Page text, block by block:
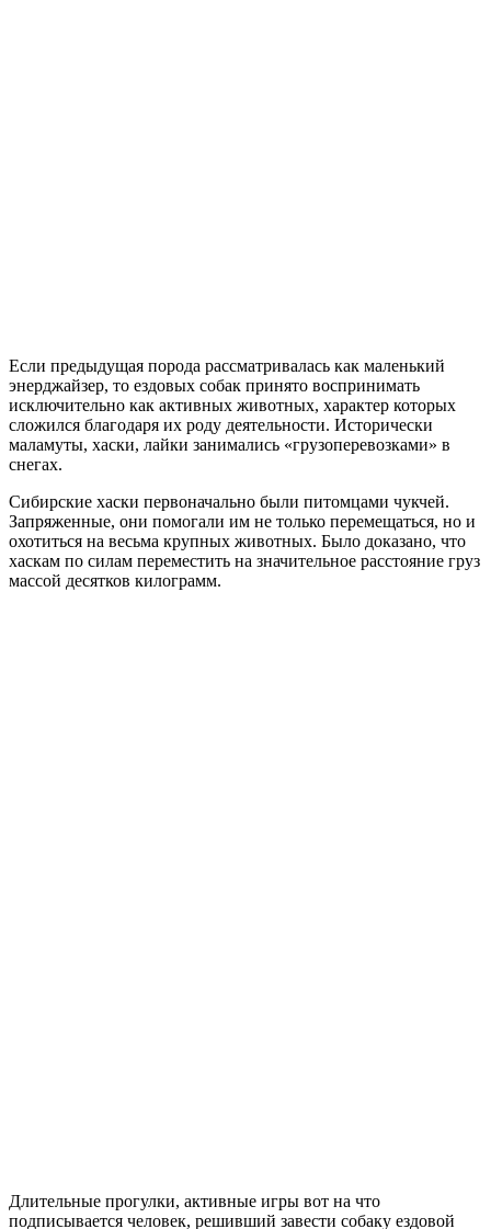
Если предыдущая порода рассматривалась как маленький
энерджайзер, то ездовых собак принято воспринимать
исключительно как активных животных, характер которых
сложился благодаря их роду деятельности. Исторически
маламуты, хаски, лайки занимались «грузоперевозками» в
снегах.
Сибирские хаски первоначально были питомцами чукчей.
Запряженные, они помогали им не только перемещаться, но и
охотиться на весьма крупных животных. Было доказано, что
хаскам по силам переместить на значительное расстояние груз
массой десятков килограмм.
Длительные прогулки, активные игры вот на что
подписывается человек, решивший завести собаку ездовой